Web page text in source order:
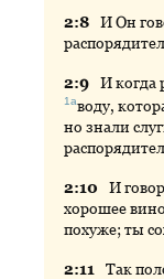
2:8 ИОн
2:9 Икогда
1аводу,
но знали
2:10 И
хорошее
похуже; ты
2:11 Так